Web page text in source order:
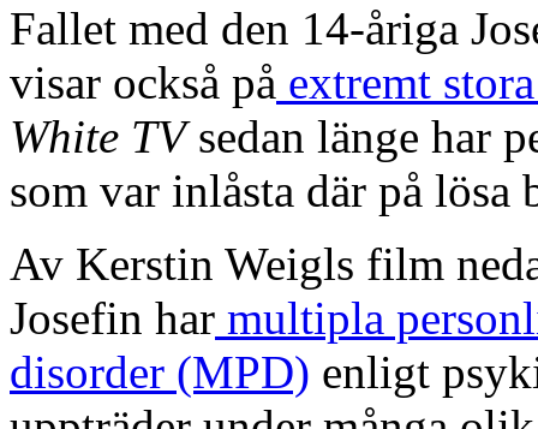
Fallet med den 14-åriga
visar också på extremt
White TVsedan länge har
som var inlåsta där på
Av Kerstin Weigls film
Josefin har multipla
disorder (MPD) enligt